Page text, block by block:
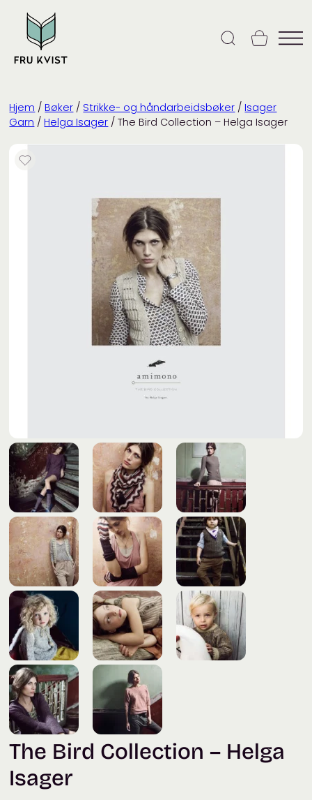
content
Hjem / Bøker / Strikke- og håndarbeidsbøker / Isager
Garn / Helga Isager / The Bird Collection – Helga Isager
The Bird Collection – Helga
Isager